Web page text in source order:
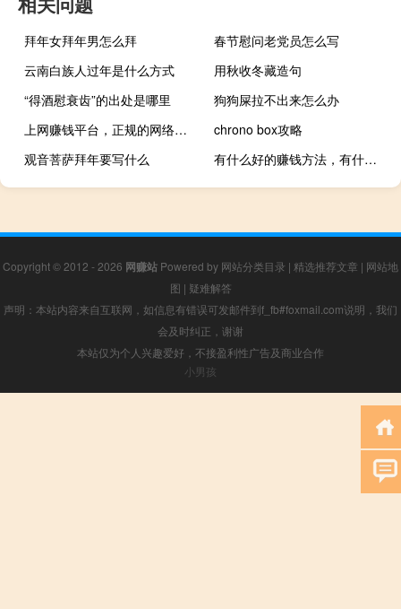
拜年女拜年男怎么拜
春节慰问老党员怎么写
云南白族人过年是什么方式
用秋收冬藏造句
“得酒慰衰齿”的出处是哪里
狗狗屎拉不出来怎么办
上网赚钱平台，正规的网络赚钱平台有哪些
chrono box攻略
观音菩萨拜年要写什么
有什么好的赚钱方法，有什么赚钱的好方法吗
Copyright © 2012 - 2026 网赚站 Powered by 网站分类目录 | 精选推荐文章 | 网站地
图 | 疑难解答
声明：本站内容来自互联网，如信息有错误可发邮件到f_fb#foxmail.com说明，我们
会及时纠正，谢谢
本站仅为个人兴趣爱好，不接盈利性广告及商业合作
小男孩